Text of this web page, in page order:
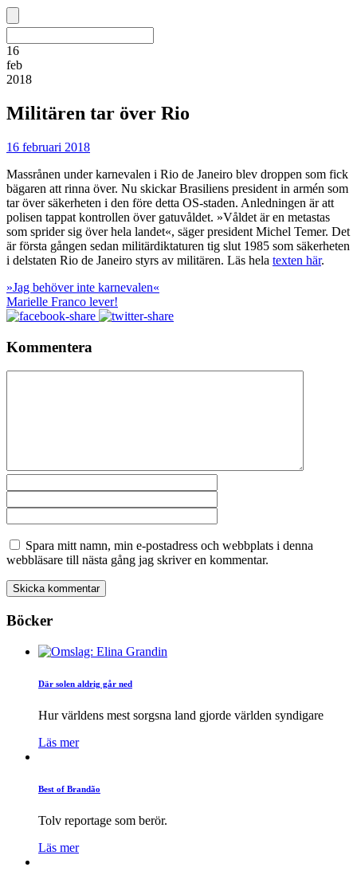
16
feb
2018
Militären tar över Rio
16 februari 2018
Massrånen under karnevalen i Rio de Janeiro blev droppen som fick
bägaren att rinna över. Nu skickar Brasiliens president in armén som
tar över säkerheten i den före detta OS-staden. Anledningen är att
polisen tappat kontrollen över gatuvåldet. »Våldet är en metastas
som sprider sig över hela landet«, säger president Michel Temer. Det
är första gången sedan militärdiktaturen tig slut 1985 som säkerheten
i delstaten Rio de Janeiro styrs av militären. Läs hela texten här.
»Jag behöver inte karnevalen«
Marielle Franco lever!
Kommentera
Spara mitt namn, min e-postadress och webbplats i denna
webbläsare till nästa gång jag skriver en kommentar.
Böcker
Där solen aldrig går ned
Hur världens mest sorgsna land gjorde världen syndigare
Läs mer
Best of Brandão
Tolv reportage som berör.
Läs mer